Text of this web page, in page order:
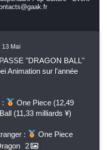
13 Mai
"DRAGON BALL"
Animation sur l'année
:
One Piece (12,49
(11,33 milliards ¥)
:
One Piece
2